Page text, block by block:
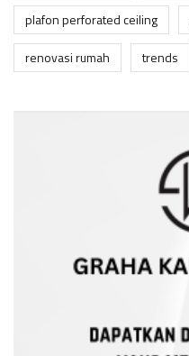
plafon perforated ceiling
renovasi rumah
trends